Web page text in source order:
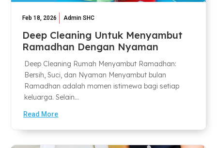
Feb 18, 2026 Admin SHC
Deep Cleaning Untuk Menyambut
Ramadhan Dengan Nyaman
Deep Cleaning Rumah Menyambut Ramadhan:
Bersih, Suci, dan Nyaman Menyambut bulan
Ramadhan adalah momen istimewa bagi setiap
keluarga. Selain...
Read More